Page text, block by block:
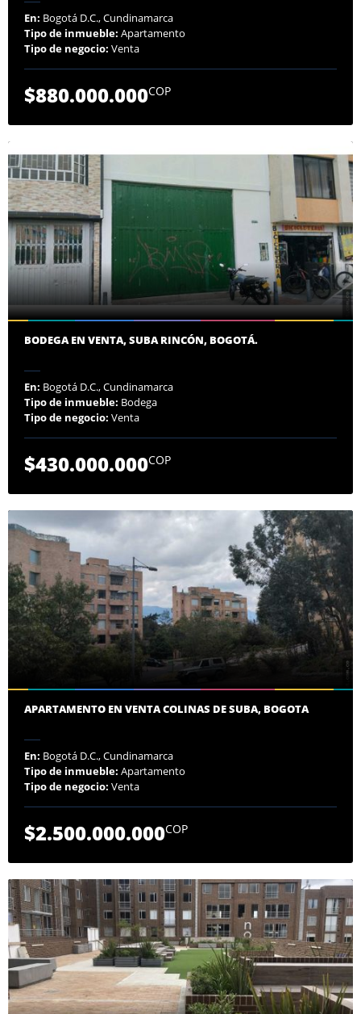
En: Bogotá D.C., Cundinamarca
Tipo de inmueble: Apartamento
Tipo de negocio: Venta
$880.000.000COP
BODEGA EN VENTA, SUBA RINCÓN, BOGOTÁ.
En: Bogotá D.C., Cundinamarca
Tipo de inmueble: Bodega
Tipo de negocio: Venta
$430.000.000COP
APARTAMENTO EN VENTA COLINAS DE SUBA, BOGOTA
En: Bogotá D.C., Cundinamarca
Tipo de inmueble: Apartamento
Tipo de negocio: Venta
$2.500.000.000COP